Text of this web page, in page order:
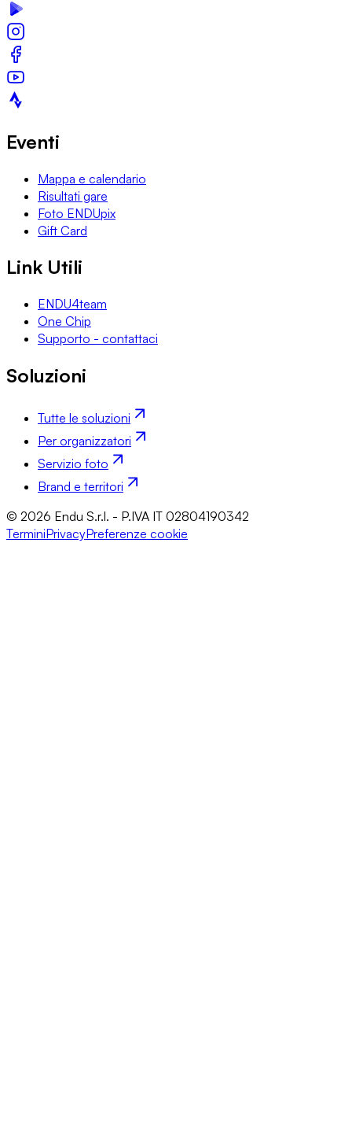
Eventi
Mappa e calendario
Risultati gare
Foto ENDUpix
Gift Card
Link Utili
ENDU4team
One Chip
Supporto - contattaci
Soluzioni
Tutte le soluzioni
Per organizzatori
Servizio foto
Brand e territori
© 2026 Endu S.r.l. - P.IVA IT 02804190342
TerminiPrivacyPreferenze cookie